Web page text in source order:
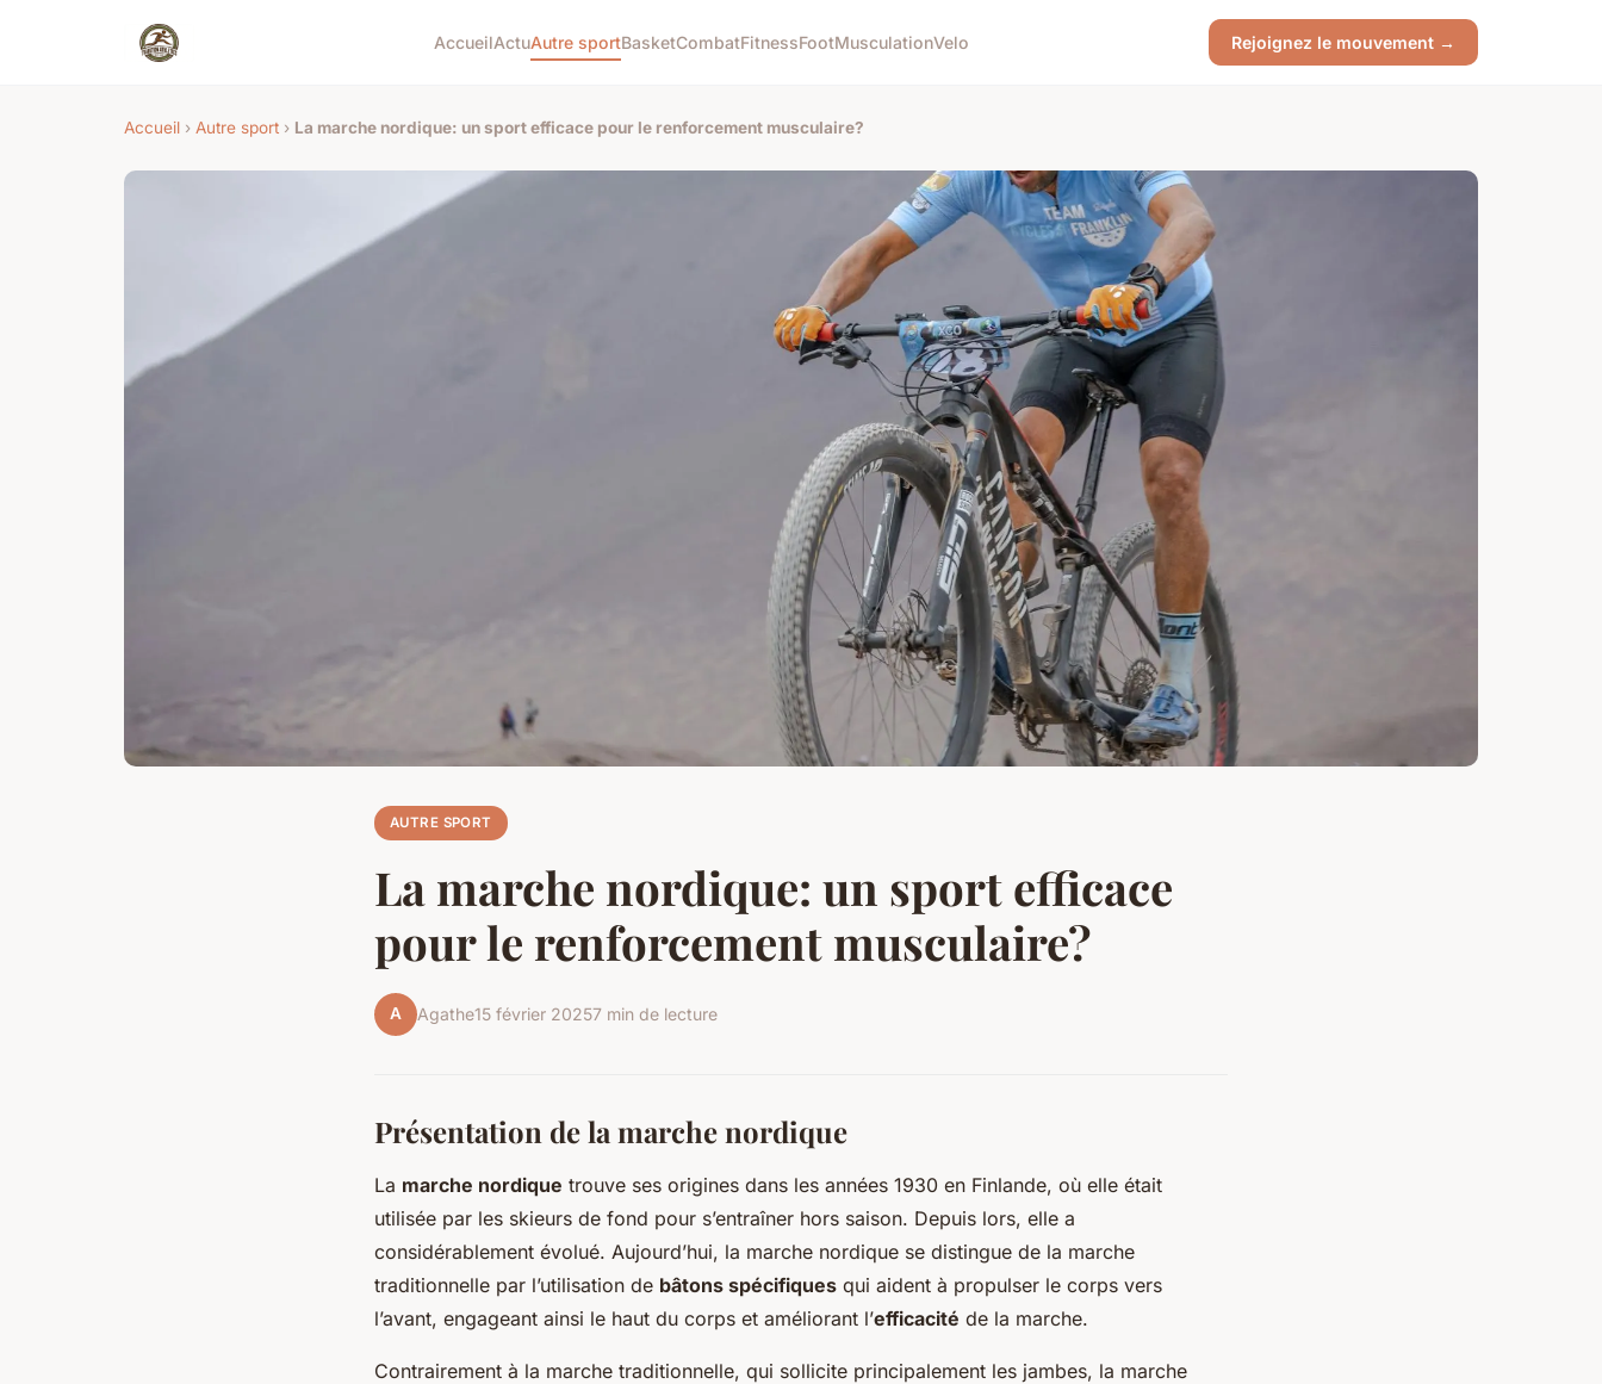
AccueilActuAutre sportBasketCombatFitnessFootMusculationVelo Rejoignez le mouvement →
Accueil › Autre sport › La marche nordique: un sport efficace pour le renforcement musculaire?
AUTRE SPORT
La marche nordique: un sport efficace
pour le renforcement musculaire?
A Agathe15 février 20257 min de lecture
Présentation de la marche nordique
La marche nordique trouve ses origines dans les années 1930 en Finlande, où elle était
utilisée par les skieurs de fond pour s’entraîner hors saison. Depuis lors, elle a
considérablement évolué. Aujourd’hui, la marche nordique se distingue de la marche
traditionnelle par l’utilisation de bâtons spécifiques qui aident à propulser le corps vers
l’avant, engageant ainsi le haut du corps et améliorant l’efficacité de la marche.
Contrairement à la marche traditionnelle, qui sollicite principalement les jambes, la marche